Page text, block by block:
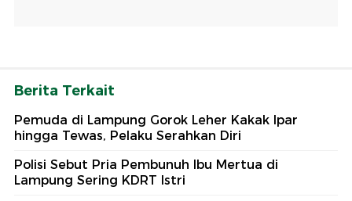
Berita Terkait
Pemuda di Lampung Gorok Leher Kakak Ipar
hingga Tewas, Pelaku Serahkan Diri
Polisi Sebut Pria Pembunuh Ibu Mertua di
Lampung Sering KDRT Istri